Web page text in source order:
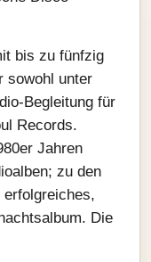
bis zu fünfzig
sowohl unter
Begleitung für
Records.
Jahren
zu den
erfolgreiches,
Die